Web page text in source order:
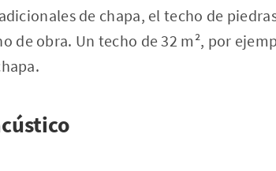
de chapa, el techo de
de obra. Un techo de 32 m², por